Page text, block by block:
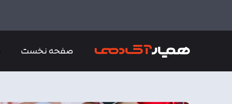
صفحه نخست